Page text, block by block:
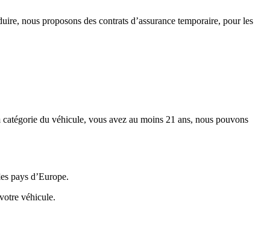
nous proposons des contrats d’assurance temporaire, pour les
du véhicule, vous avez au moins 21 ans, nous pouvons
pays d’Europe.
véhicule.